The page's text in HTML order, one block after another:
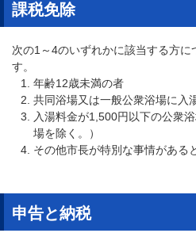
課税免除
次の1～4のいずれかに該当する方に
す。
​年齢12歳未満の者
共同浴場又は一般公衆浴場に入
入湯料金が1,500円以下の公衆
場を除く。）
その他市長が特別な事情がある
申告と納税